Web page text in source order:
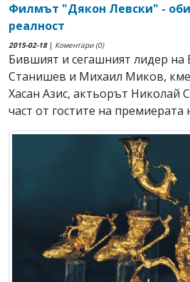
Филмът "Дякон Левски" -
реалност
2015-02-18| Коментари (0)
Бившият и сегашният лидер на
Станишев и Михаил Миков,
Хасан Азис, актьорът Николай
част от гостите на премиерата